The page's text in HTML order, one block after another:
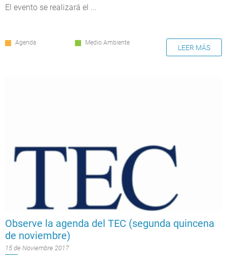
El evento se realizará el ...
Agenda Medio Ambiente
LEER MÁS
Observe la agenda del TEC (segunda quincena
de noviembre)
15 de Noviembre 2017